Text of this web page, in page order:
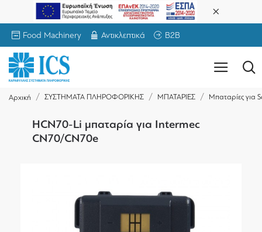
Food Machinery Αντικλεπτικά B2B
Αρχική ΣΥΣΤΗΜΑΤΑ ΠΛΗΡΟΦΟΡΙΚΗΣ ΜΠΑΤΑΡΙΕΣ Μπαταρίες για
HCN70-Li μπαταρία για Intermec
CN70/CN70e